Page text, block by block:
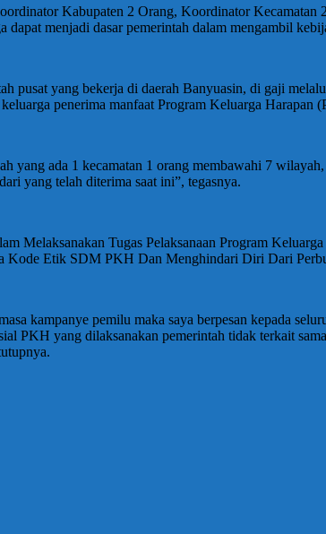
Kabupaten 2 Orang, Koordinator Kecamatan
menjadi dasar pemerintah dalam mengambil
pusat yang bekerja di daerah Banyuasin, di gaji
penerima manfaat Program Keluarga Harapan
yang ada 1 kecamatan 1 orang membawahi 7
yang telah diterima saat ini”, tegasnya.
Melaksanakan Tugas Pelaksanaan Program
Kode Etik SDM PKH Dan Menghindari Diri Dari
kampanye pemilu maka saya berpesan kepada
PKH yang dilaksanakan pemerintah tidak terkait